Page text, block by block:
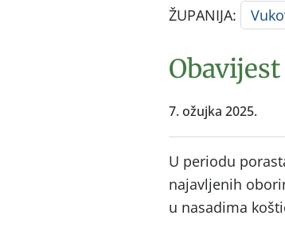
ŽUPANIJA:
7. ožujka 2025.
U periodu
najavljenih
u nasadima